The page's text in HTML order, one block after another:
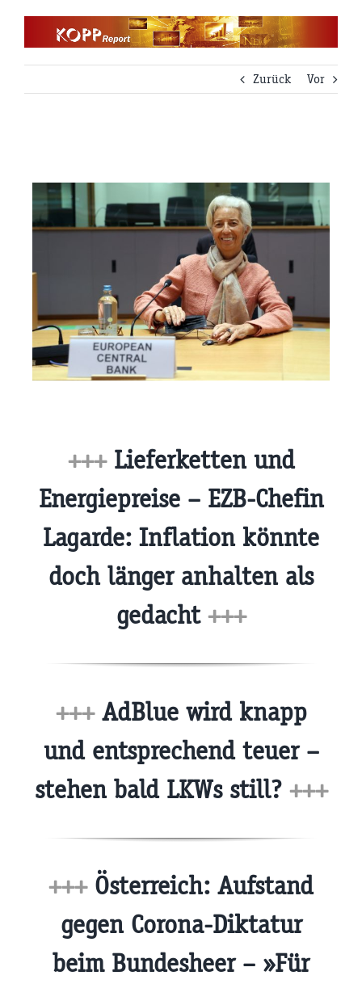
Zurück
Vor
+++Lieferketten und
Energiepreise – EZB-Chefin
Lagarde: Inflation könnte
doch länger anhalten als
gedacht +++
+++AdBlue wird knapp
und entsprechend teuer –
stehen bald LKWs still? +++
+++Österreich: Aufstand
gegen Corona-Diktatur
beim Bundesheer – »Für